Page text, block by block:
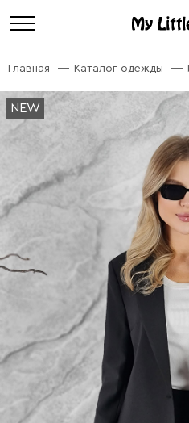
Главная Каталог одежды
NEW
NEW